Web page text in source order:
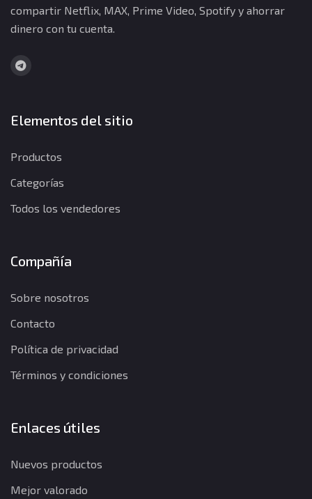
compartir Netflix, MAX, Prime Video, Spotify y ahorrar
dinero con tu cuenta.
Elementos del sitio
Productos
Categorías
Todos los vendedores
Compañía
Sobre nosotros
Contacto
Política de privacidad
Términos y condiciones
Enlaces útiles
Nuevos productos
Mejor valorado